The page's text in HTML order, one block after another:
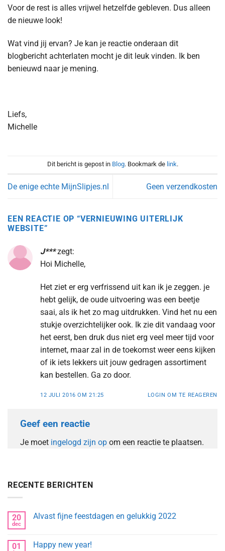
Voor de rest is alles vrijwel hetzelfde gebleven. Dus alleen
de nieuwe look!
Wat vind jij ervan? Je kan je reactie onderaan dit
blogbericht achterlaten mocht je dit leuk vinden. Ik ben
benieuwd naar je mening.
Liefs,
Michelle
Dit bericht is gepost in Blog. Bookmark de link.
De enige echte MijnSlipjes.nl Geen verzendkosten
EEN REACTIE OP “VERNIEUWING UITERLIJK
WEBSITE”
J*** zegt:
Hoi Michelle,
Het ziet er erg verfrissend uit kan ik je zeggen. je
hebt gelijk, de oude uitvoering was een beetje
saai, als ik het zo mag uitdrukken. Vind het nu een
stukje overzichtelijker ook. Ik zie dit vandaag voor
het eerst, ben druk dus niet erg veel meer tijd voor
internet, maar zal in de toekomst weer eens kijken
of ik iets lekkers uit jouw gedragen assortiment
kan bestellen. Ga zo door.
12 JULI 2016 OM 21:25 LOGIN OM TE REAGEREN
Geef een reactie
Je moet ingelogd zijn op om een reactie te plaatsen.
RECENTE BERICHTEN
20
dec
Alvast fijne feestdagen en gelukkig 2022
Alvast
01 Happy new year!